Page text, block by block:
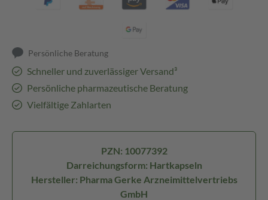
Persönliche Beratung
Schneller und zuverlässiger Versand³
Persönliche pharmazeutische Beratung
Vielfältige Zahlarten
PZN: 10077392
Darreichungsform: Hartkapseln
Hersteller: Pharma Gerke Arzneimittelvertriebs
GmbH